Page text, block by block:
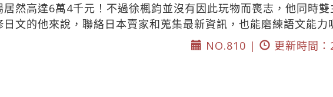
居然高達6萬4千元！不過徐楓鈞並沒有因此玩物而喪志，他同時
文的他來說，聯絡日本賣家和蒐集最新資訊，也能磨練語文能力
NO.810 |
更新時間